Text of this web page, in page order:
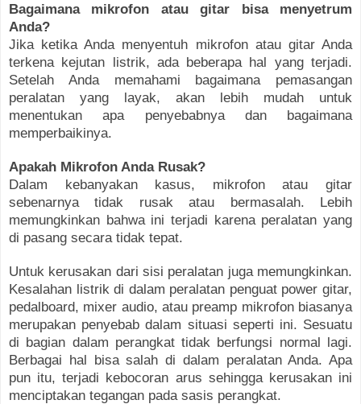
Bagaimana mikrofon atau gitar bisa menyetrum
Anda?
Jika ketika Anda menyentuh mikrofon atau gitar Anda
terkena kejutan listrik, ada beberapa hal yang terjadi.
Setelah Anda memahami bagaimana pemasangan
peralatan yang layak, akan lebih mudah untuk
menentukan apa penyebabnya dan bagaimana
memperbaikinya.
Apakah Mikrofon Anda Rusak?
Dalam kebanyakan kasus, mikrofon atau gitar
sebenarnya tidak rusak atau bermasalah. Lebih
memungkinkan bahwa ini terjadi karena peralatan yang
di pasang secara tidak tepat.
Untuk kerusakan dari sisi peralatan juga memungkinkan.
Kesalahan listrik di dalam peralatan penguat power gitar,
pedalboard, mixer audio, atau preamp mikrofon biasanya
merupakan penyebab dalam situasi seperti ini. Sesuatu
di bagian dalam perangkat tidak berfungsi normal lagi.
Berbagai hal bisa salah di dalam peralatan Anda. Apa
pun itu, terjadi kebocoran arus sehingga kerusakan ini
menciptakan tegangan pada sasis perangkat.